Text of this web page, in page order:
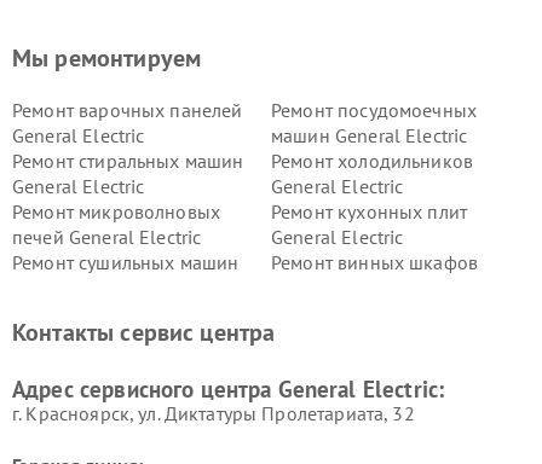
Мы ремонтируем
Ремонт варочных панелей
General Electric
Ремонт посудомоечных
машин General Electric
Ремонт стиральных машин
General Electric
Ремонт холодильников
General Electric
Ремонт микроволновых
печей General Electric
Ремонт кухонных плит
General Electric
Ремонт сушильных машин
Ремонт винных шкафов
Electric
General Electric
Контакты сервис центра
Адрес сервисного центра General Electric:
г. Красноярск, ул. Диктатуры Пролетариата, 32